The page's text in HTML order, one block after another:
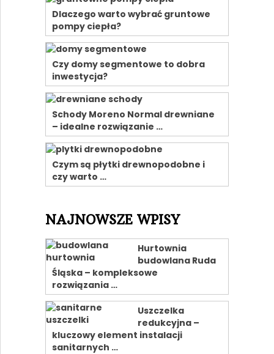
Dlaczego warto wybrać gruntowe
pompy ciepła?
Czy domy segmentowe to dobra
inwestycja?
Schody Moreno Normal drewniane
– idealne rozwiązanie …
Czym są płytki drewnopodobne i
czy warto …
NAJNOWSZE WPISY
Hurtownia
budowlana Ruda
Śląska – kompleksowe
rozwiązania …
Uszczelka
redukcyjna –
kluczowy element instalacji
sanitarnych …